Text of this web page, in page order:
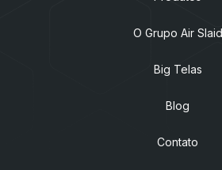
O Grupo Air Slaid
Big Telas
Blog
Contato